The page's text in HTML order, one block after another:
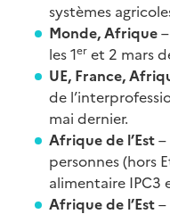
systèmes
Monde, Afrique
les 1er et 2 mars
UE, France,
de
mai dernier.
Afrique de l’Est–
personnes (hors
alimentaire IPC3
Afrique de l’Est–